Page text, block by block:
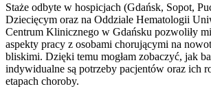
Staże odbyte w hospicjach (Gdańsk, Sopot,
Dziecięcym oraz na Oddziale Hematologii
Centrum Klinicznego w Gdańsku pozwoliły
aspekty pracy z osobami chorującymi na
bliskimi. Dzięki temu mogłam zobaczyć, jak
indywidualne są potrzeby pacjentów oraz ich
etapach choroby.